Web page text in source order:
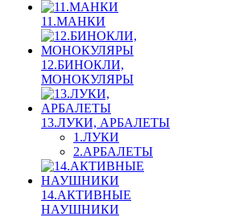
11.МАНКИ
12.БИНОКЛИ,
МОНОКУЛЯРЫ
13.ЛУКИ, АРБАЛЕТЫ
1.ЛУКИ
2.АРБАЛЕТЫ
14.АКТИВНЫЕ
НАУШНИКИ